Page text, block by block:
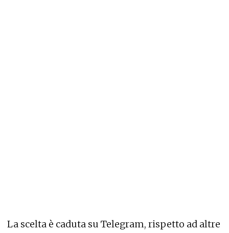
La scelta è caduta su Telegram, rispetto ad altre